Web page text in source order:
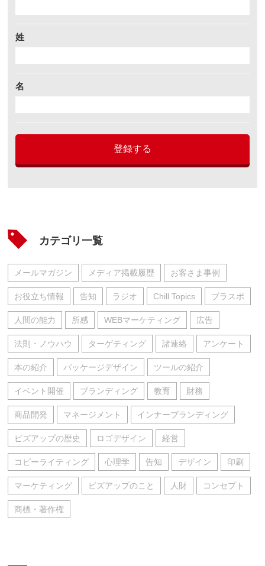
姓
名
登録する
カテゴリ一覧
メールマガジン メディア掲載履歴 お客さま事例
お役立ち情報 告知 ラジオ Chill Topics ブラスポ
人間の能力 所感 WEBマーケティング 広告
法則・ノウハウ ターゲティング 諸連絡 アンケート
本の紹介 パッケージデザイン ツールの紹介
イベント開催 ブランディング 教育 財務
商品開発 マネージメント インナーブランディング
ビズアップの歴史 ロゴデザイン 経営
コピーライティング 心理学 告知 デザイン 印刷
マーケティング ビズアップのこと 人財 コンセプト
商標・著作権